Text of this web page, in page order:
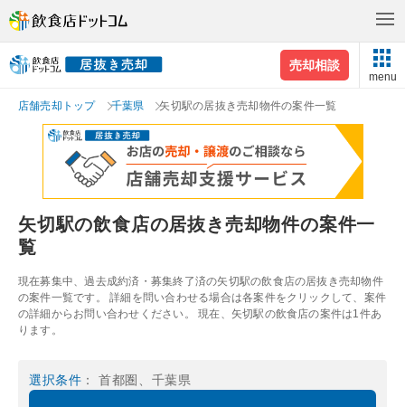
売却相談
menu
店舗売却トップ 千葉県 矢切駅の居抜き売却物件の案件一覧
矢切駅の飲食店の居抜き売却物件の案件一
覧
現在募集中、過去成約済・募集終了済の矢切駅の飲食店の居抜き売却物件
の案件一覧です。 詳細を問い合わせる場合は各案件をクリックして、案件
の詳細からお問い合わせください。 現在、矢切駅の飲食店の案件は1件あ
ります。
選択条件 ： 首都圏、千葉県